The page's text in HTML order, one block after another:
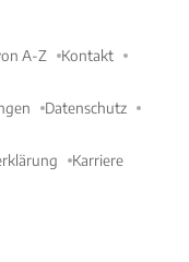
A-Z Kontakt
Datenschutz
Karriere